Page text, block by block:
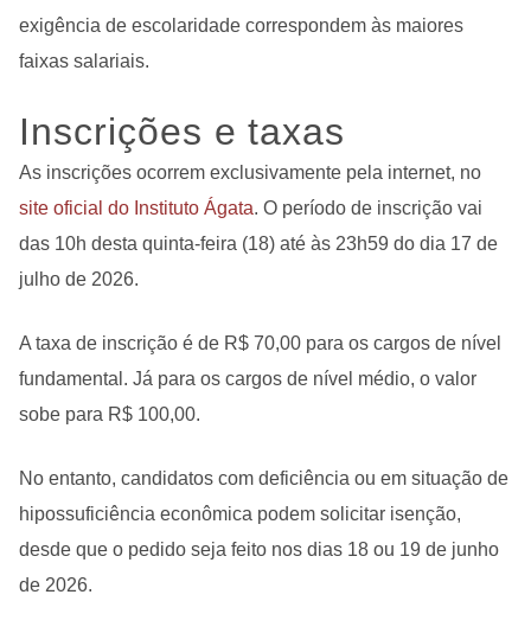
exigência de escolaridade correspondem às maiores
faixas salariais.
Inscrições e taxas
As inscrições ocorrem exclusivamente pela internet, no
site oficial do Instituto Ágata. O período de inscrição vai
das 10h desta quinta-feira (18) até às 23h59 do dia 17 de
julho de 2026.
A taxa de inscrição é de R$ 70,00 para os cargos de nível
fundamental. Já para os cargos de nível médio, o valor
sobe para R$ 100,00.
No entanto, candidatos com deficiência ou em situação de
hipossuficiência econômica podem solicitar isenção,
desde que o pedido seja feito nos dias 18 ou 19 de junho
de 2026.